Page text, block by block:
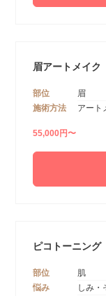
眉アートメイク
部位
眉
施術方法
アート
55,000円〜
ピコトーニング
部位
肌
悩み
しみ・